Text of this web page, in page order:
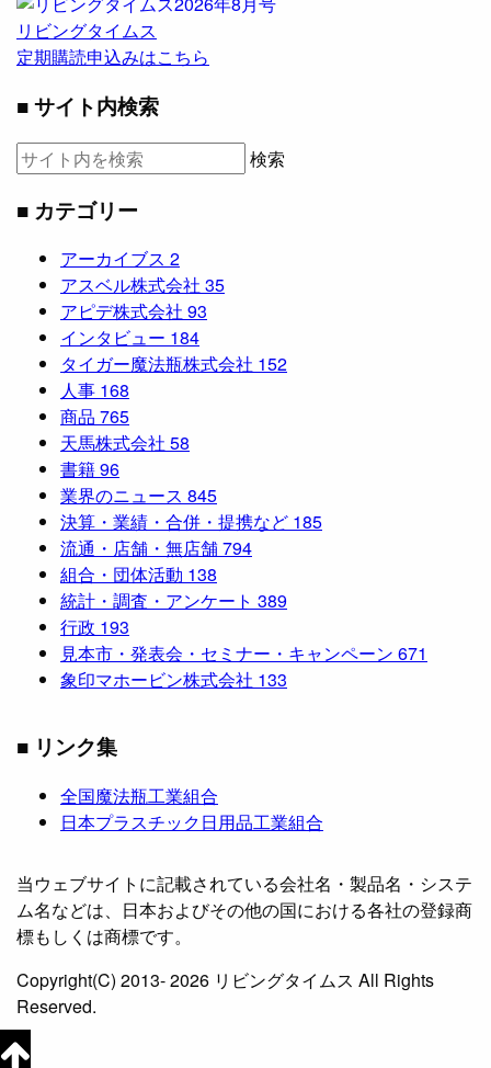
リビングタイムス
定期購読申込みはこちら
■ サイト内検索
検索
■ カテゴリー
アーカイブス 2
アスベル株式会社 35
アピデ株式会社 93
インタビュー 184
タイガー魔法瓶株式会社 152
人事 168
商品 765
天馬株式会社 58
書籍96
業界のニュース 845
決算・業績・合併・提携など 185
流通・店舗・無店舗794
組合・団体活動 138
統計・調査・アンケート 389
行政 193
見本市・発表会・セミナー・キャンペーン 671
象印マホービン株式会社 133
■ リンク集
全国魔法瓶工業組合
日本プラスチック日用品工業組合
当ウェブサイトに記載されている会社名・製品名・システ
ム名などは、日本およびその他の国における各社の登録商
標もしくは商標です。
Copyright(C) 2013- 2026 リビングタイムス All Rights
Reserved.